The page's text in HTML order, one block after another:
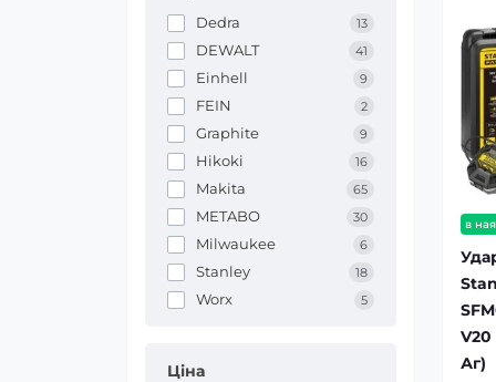
Dedra 13
DEWALT 41
Einhell 9
FEIN 2
Graphite 9
Hikoki 16
Makita 65
METABO 30
Milwaukee 6
Stanley 18
Worx 5
Ціна
в
V20
Аг)